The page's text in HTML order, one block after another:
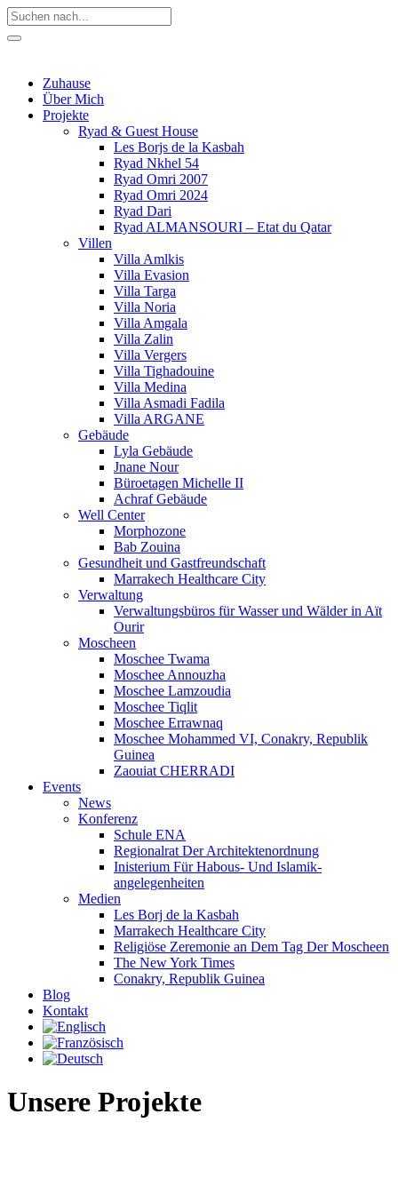
Zuhause
Über Mich
Projekte
Ryad & Guest House
Les Borjs de la Kasbah
Ryad Nkhel 54
Ryad Omri 2007
Ryad Omri 2024
Ryad Dari
Ryad ALMANSOURI – Etat du Qatar
Villen
Villa Amlkis
Villa Evasion
Villa Targa
Villa Noria
Villa Amgala
Villa Zalin
Villa Vergers
Villa Tighadouine
Villa Medina
Villa Asmadi Fadila
Villa ARGANE
Gebäude
Lyla Gebäude
Jnane Nour
Büroetagen Michelle II
Achraf Gebäude
Well Center
Morphozone
Bab Zouina
Gesundheit und Gastfreundschaft
Marrakech Healthcare City
Verwaltung
Verwaltungsbüros für Wasser und Wälder in Aït
Ourir
Moscheen
Moschee Twama
Moschee Annouzha
Moschee Lamzoudia
Moschee Tiqlit
Moschee Errawnaq
Moschee Mohammed VI, Conakry, Republik
Guinea
Zaouiat CHERRADI
Events
News
Konferenz
Schule ENA
Regionalrat Der Architektenordnung
Inisterium Für Habous- Und Islamik-
angelegenheiten
Medien
Les Borj de la Kasbah
Marrakech Healthcare City
Religiöse Zeremonie an Dem Tag Der Moscheen
The New York Times
Conakry, Republik Guinea
Blog
Kontakt
Unsere Projekte